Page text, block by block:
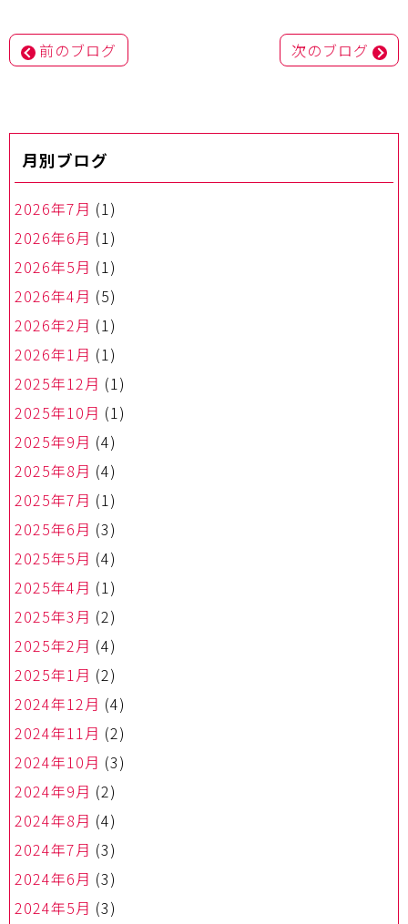
投
稿
ナ
ー
シ
ョ
ン
前のブログ 次のブログ
月別ブログ
2026年7月 (1)
2026年6月 (1)
2026年5月 (1)
2026年4月 (5)
2026年2月 (1)
2026年1月 (1)
2025年12月 (1)
2025年10月 (1)
2025年9月 (4)
2025年8月 (4)
2025年7月 (1)
2025年6月 (3)
2025年5月 (4)
2025年4月 (1)
2025年3月 (2)
2025年2月 (4)
2025年1月 (2)
2024年12月 (4)
2024年11月 (2)
2024年10月 (3)
2024年9月 (2)
2024年8月 (4)
2024年7月 (3)
2024年6月 (3)
2024年5月 (3)